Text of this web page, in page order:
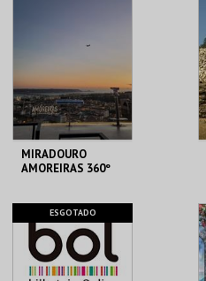
MAIS INFO
INSCREVER
MIRADOURO
AMOREIRAS 360º
AMOREIRAS 360º
MAIS INFO
ESGOTADO